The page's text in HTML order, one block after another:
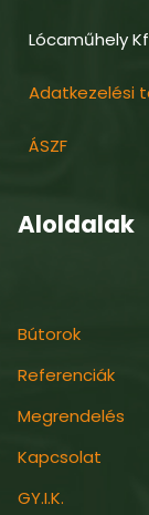
Lócaműhely
Adatkezelési
ÁSZF
Aloldalak
Bútorok
Referenciák
Megrendelés
Kapcsolat
GY.I.K.